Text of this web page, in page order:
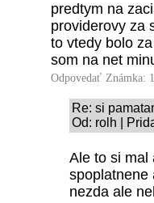
predtym na
providerovy za
to vtedy bolo
som na net
Odpovedať Známka:
Re: si
Od: rolh |
Ale to si mal
spoplatnene
nezda ale